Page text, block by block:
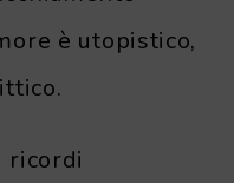
è utopistico,
ricordi